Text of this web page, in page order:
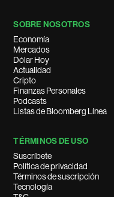
SOBRE NOSOTROS
Economía
Mercados
Dólar Hoy
Actualidad
Cripto
Finanzas Personales
Podcasts
Listas de Bloomberg Línea
TÉRMINOS DE USO
Suscríbete
Política de privacidad
Términos de suscripción
Tecnología